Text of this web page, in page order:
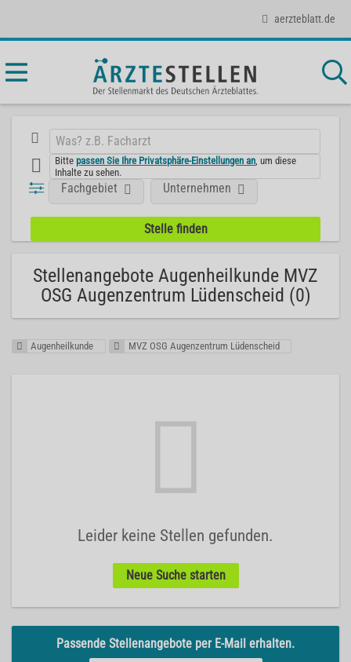
aerzteblatt.de
Bittepassen Sie Ihre Privatsphäre-Einstellungen an , um diese
Inhalte zu sehen.
Fachgebiet Unternehmen
Stellenangebote Augenheilkunde MVZ
OSG Augenzentrum Lüdenscheid (0)
Augenheilkunde MVZ OSG Augenzentrum Lüdenscheid
Leider keine Stellen gefunden.
Neue Suche starten
Passende Stellenangebote per E-Mail erhalten.